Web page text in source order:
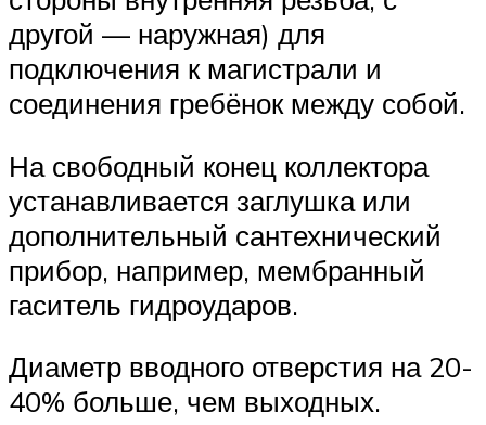
другой — наружная) для
подключения к магистрали и
соединения гребёнок между собой.
На свободный конец коллектора
устанавливается заглушка или
дополнительный сантехнический
прибор, например, мембранный
гаситель гидроударов.
Диаметр вводного отверстия на 20-
40% больше, чем выходных.